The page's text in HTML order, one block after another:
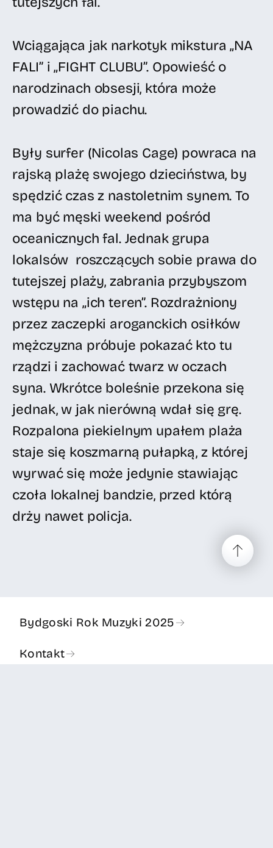
Wciągająca jak narkotyk mikstura „NA
FALI” i „FIGHT CLUBU”. Opowieść o
narodzinach obsesji, która może
prowadzić do piachu.
Były surfer (Nicolas Cage) powraca na
rajską plażę swojego dzieciństwa, by
spędzić czas z nastoletnim synem. To
ma być męski weekend pośród
oceanicznych fal. Jednak grupa
lokalsów roszczących sobie prawa do
tutejszej plaży, zabrania przybyszom
wstępu na „ich teren”. Rozdrażniony
przez zaczepki aroganckich osiłków
mężczyzna próbuje pokazać kto tu
rządzi i zachować twarz w oczach
syna. Wkrótce boleśnie przekona się
jednak, w jak nierówną wdał się grę.
Rozpalona piekielnym upałem plaża
staje się koszmarną pułapką, z której
wyrwać się może jedynie stawiając
czoła lokalnej bandzie, przed którą
drży nawet policja.
Bydgoski Rok Muzyki 2025
Kontakt